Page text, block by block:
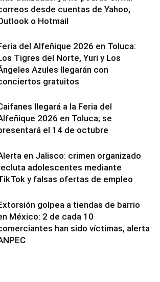
desde cuentas de Yahoo,
o Hotmail
del Alfeñique 2026 en Toluca:
Tigres del Norte, Yuri y Los
Azules llegarán con
gratuitos
llegará a la Feria del
2026 en Toluca; se
el 14 de octubre
en Jalisco: crimen organizado
adolescentes mediante
y falsas ofertas de empleo
golpea a tiendas de barrio
México: 2 de cada 10
han sido víctimas, alerta